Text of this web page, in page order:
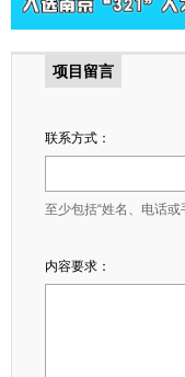
项目留言
联系方式：
至少包括“姓名、电话或
内容要求：